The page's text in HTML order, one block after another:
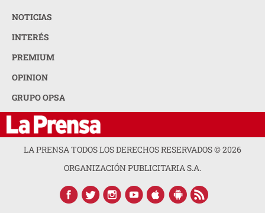
NOTICIAS
INTERÉS
PREMIUM
OPINION
GRUPO OPSA
LA PRENSA TODOS LOS DERECHOS RESERVADOS ©2026
ORGANIZACIÓN PUBLICITARIA S.A.